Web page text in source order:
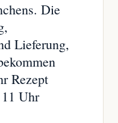
Die
Lieferung,
Rezept
Uhr